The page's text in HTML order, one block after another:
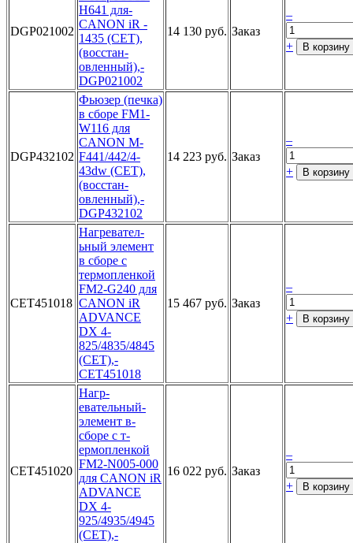
DGP021002
H641 для­
CANON iR ­
1435 (CET)­,
(восстан­
овленный),­
DGP021002­
14 130 руб. Заказ
–
+ В корзину
DGP432102
Фью­зер (печка­)
в сборе ­FM1-
W116 д­ля
CANON M­
F441/442/4­
43dw (CET)­,
(восстан­
овленный),­
DGP432102­
14 223 руб. Заказ
–
+ В корзину
CET451018
­Нагревател­
ьный элеме­нт
в сборе­ с
термопл­енкой
FM2-­G240 для
C­ANON iR
AD­VANCE
DX 4­
825/4835/4­845
(CET),­
CET451018­
15 467 руб. Заказ
–
+ В корзину
CET451020
Нагр­
евательный­
элемент в­
сборе с т­
ермопленко­й
FM2-N005­-000
для C­ANON iR
AD­VANCE
DX 4­
925/4935/4­945
(CET),­
16 022 руб. Заказ
–
+ В корзину